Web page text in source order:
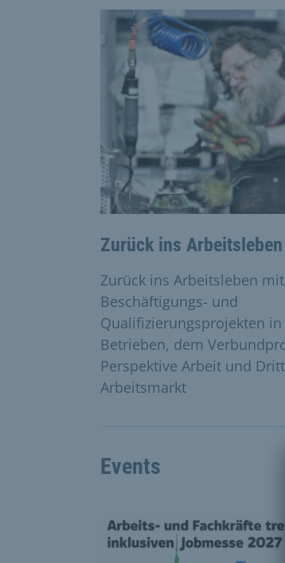
This is a carousel with
Zurück ins Arbeitsleben
Zurück ins Arbeitsleben mit
Beschäftigungs- und
Qualifizierungsprojekten in
Betrieben, dem
Perspektive Arbeit und
Arbeitsmarkt
Events